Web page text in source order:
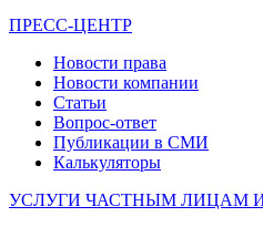
ПРЕСС-ЦЕНТР
Новости права
Новости компании
Статьи
Вопрос-ответ
Публикации в СМИ
Калькуляторы
УСЛУГИ ЧАСТНЫМ ЛИЦАМ